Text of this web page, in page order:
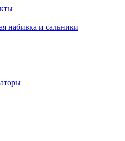
набивка и сальники